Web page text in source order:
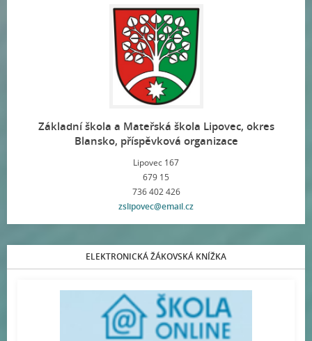
Základní škola a Mateřská škola Lipovec, okres
Blansko, příspěvková organizace
Lipovec 167
679 15
736 402 426
zslipovec@email.cz
ELEKTRONICKÁ ŽÁKOVSKÁ KNÍŽKA